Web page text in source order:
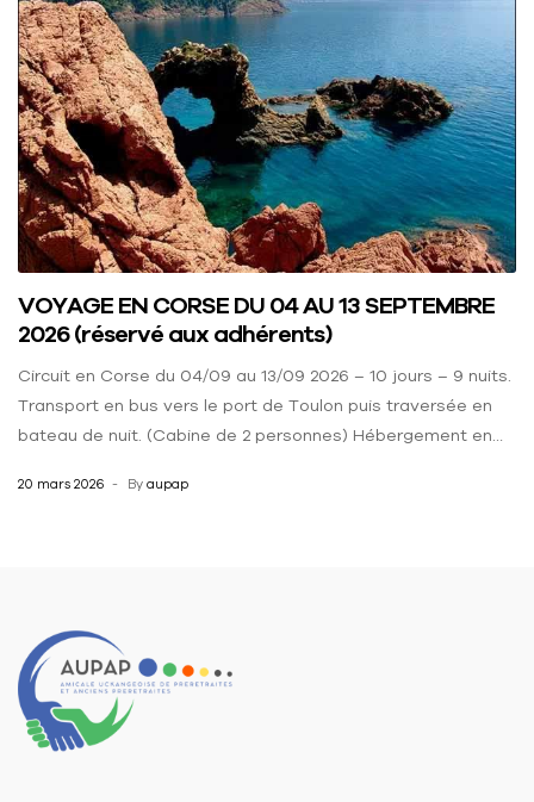
VOYAGE EN CORSE DU 04 AU 13 SEPTEMBRE
2026 (réservé aux adhérents)
Circuit en Corse du 04/09 au 13/09 2026 – 10 jours – 9 nuits.
Transport en bus vers le port de Toulon puis traversée en
bateau de nuit. (Cabine de 2 personnes) Hébergement en
complète. Tarif par personne sur la base d’une chambre
20 mars 2026 By aupap